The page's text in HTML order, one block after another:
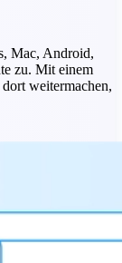
Mac, Android,
zu. Mit einem
weitermachen,